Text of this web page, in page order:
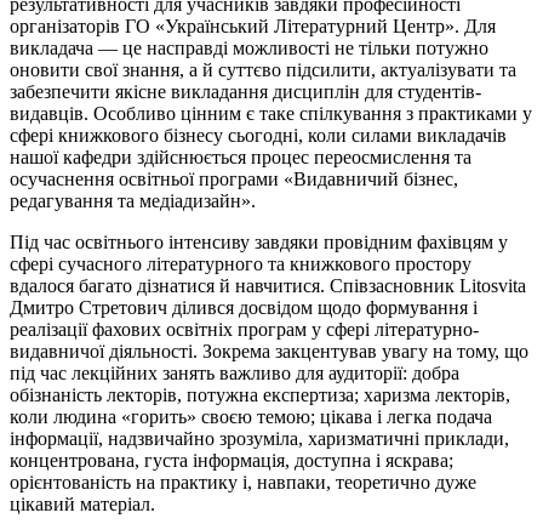
організаторів ГО «Український Літературний Центр». Для
викладача — це насправді можливості не тільки потужно
оновити свої знання, а й суттєво підсилити, актуалізувати та
забезпечити якісне викладання дисциплін для студентів-
видавців. Особливо цінним є таке спілкування з практиками у
сфері книжкового бізнесу сьогодні, коли силами викладачів
нашої кафедри здійснюється процес переосмислення та
осучаснення освітньої програми «Видавничий бізнес,
редагування та медіадизайн».
Під час освітнього інтенсиву завдяки провідним фахівцям у
сфері сучасного літературного та книжкового простору
вдалося багато дізнатися й навчитися. Співзасновник Litosvita
Дмитро Стретович ділився досвідом щодо формування і
реалізації фахових освітніх програм у сфері літературно-
видавничої діяльності. Зокрема закцентував увагу на тому, що
під час лекційних занять важливо для аудиторії: добра
обізнаність лекторів, потужна експертиза; харизма лекторів,
коли людина «горить» своєю темою; цікава і легка подача
інформації, надзвичайно зрозуміла, харизматичні приклади,
концентрована, густа інформація, доступна і яскрава;
орієнтованість на практику і, навпаки, теоретично дуже
цікавий матеріал.